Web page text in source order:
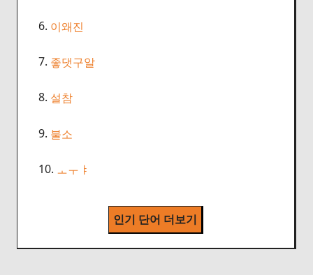
6. 이왜진
7. 좋댓구알
8. 설참
9. 불소
10. ㅗㅜㅑ
인기 단어 더보기